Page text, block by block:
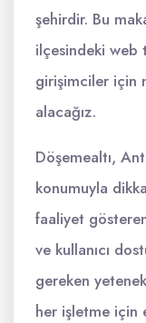
şehirdir. Bu
ilçesindeki web
girişimciler için
alacağız.
Döşemealtı,
konumuyla
faaliyet
ve kullanıcı
gereken
her işletme için